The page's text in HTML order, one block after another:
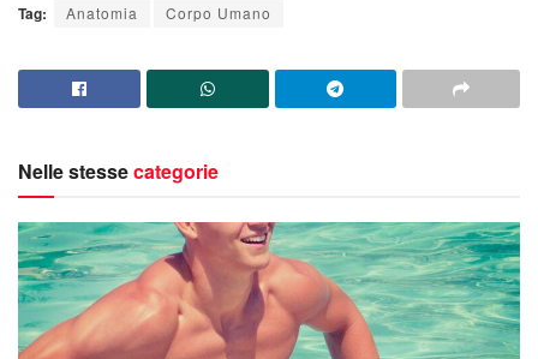
Tag: Anatomia Corpo Umano
Nelle stessecategorie